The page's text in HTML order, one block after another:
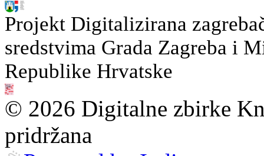
Projekt Digitalizirana
sredstvima Grada Zagreba i
Republike Hrvatske
© 2026 Digitalne zbirke
pridržana